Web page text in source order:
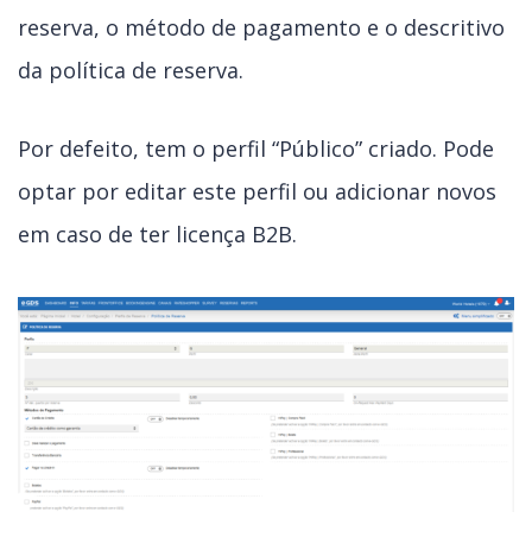
reserva, o método de pagamento e o descritivo
da política de reserva.
Por defeito, tem o perfil “Público” criado. Pode
optar por editar este perfil ou adicionar novos
em caso de ter licença B2B.